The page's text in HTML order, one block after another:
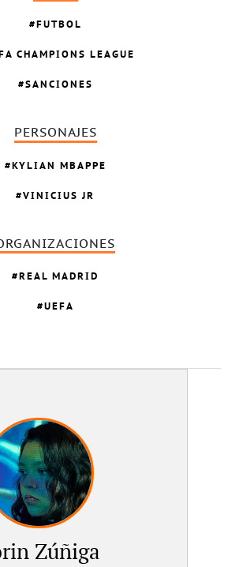
FUTBOL
CHAMPIONS LEAGUE
SANCIONES
PERSONAJES
KYLIAN MBAPPE
VINICIUS JR
REAL MADRID
UEFA
Zúñiga